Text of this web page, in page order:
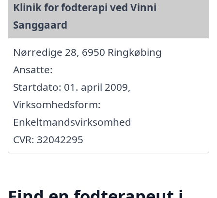
Klinik for fodterapi ved Vinni
Sanggaard
Nørredige 28, 6950 Ringkøbing
Ansatte:
Startdato: 01. april 2009,
Virksomhedsform:
Enkeltmandsvirksomhed
CVR: 32042295